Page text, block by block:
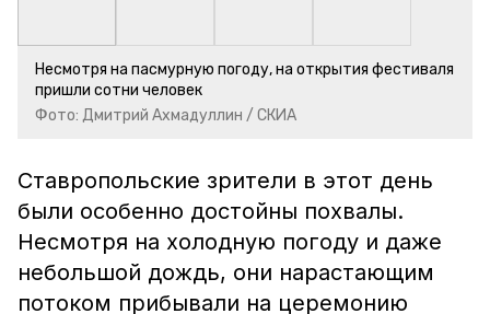
Несмотря на пасмурную погоду, на открытия фестиваля
пришли сотни человек
Фото: Дмитрий Ахмадуллин / СКИА
Ставропольские зрители в этот день
были особенно достойны похвалы.
Несмотря на холодную погоду и даже
небольшой дождь, они нарастающим
потоком прибывали на церемонию